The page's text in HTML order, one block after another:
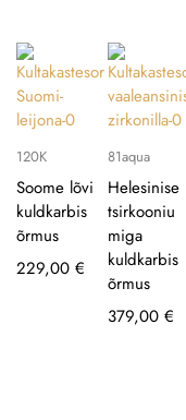
120K
Soome lõvi
kuldkarbis
õrmus
229,00 €
81aqua
Helesinise
tsirkooniu
miga
kuldkarbis
õrmus
379,00 €